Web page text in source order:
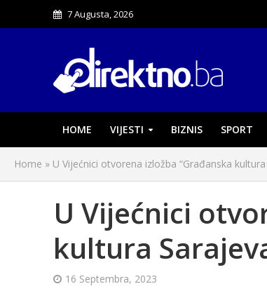
7 Augusta, 2026
HOME VIJESTI BIZNIS SPORT
Home » U Vijećnici otvorena izložba “Građanska kultura
U Vijećnici
kultura
16 Septembra, 2023